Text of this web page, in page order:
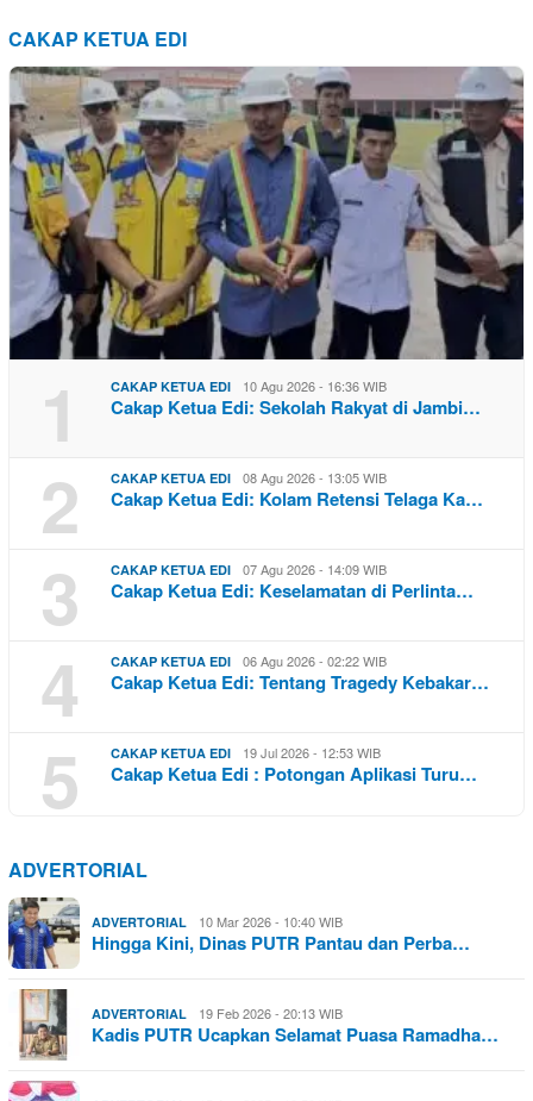
CAKAP KETUA EDI
1 CAKAP KETUA EDI 10 Agu 2026 - 16:36 WIB
Cakap Ketua Edi: Sekolah Rakyat di Jambi…
2 CAKAP KETUA EDI 08 Agu 2026 - 13:05 WIB
Cakap Ketua Edi: Kolam Retensi Telaga Ka…
3 CAKAP KETUA EDI 07 Agu 2026 - 14:09 WIB
Cakap Ketua Edi: Keselamatan di Perlinta…
4 CAKAP KETUA EDI 06 Agu 2026 - 02:22 WIB
Cakap Ketua Edi: Tentang Tragedy Kebakar…
5 CAKAP KETUA EDI 19 Jul 2026 - 12:53 WIB
Cakap Ketua Edi : Potongan Aplikasi Turu…
ADVERTORIAL
ADVERTORIAL 10 Mar 2026 - 10:40 WIB
Hingga Kini, Dinas PUTR Pantau dan Perba…
ADVERTORIAL 19 Feb 2026 - 20:13 WIB
Kadis PUTR Ucapkan Selamat Puasa Ramadha…